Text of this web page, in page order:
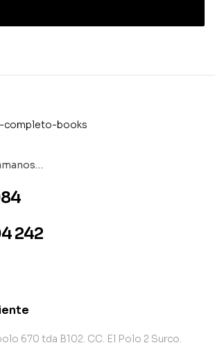
242
670 tda B102. CC. El Polo 2 Surco.